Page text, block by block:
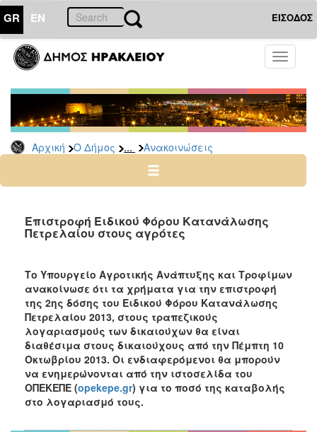
GR EN ΕΙΣΟΔΟΣ
Toggle
Αρχική Ο Δήμος ... Ανακοινώσεις
ΔΗΜΟΣ
Υπηρεσίες
Φορείς
Δημοτικές
Υπηρεσίες
Ηλεκτρονική
Διακυβέρνηση
Επιτροπές
Αγροτική
Ανάπτυξη
Ανακοινώσεις
Προγράμματα
Προσχολική
Αγωγή
Κοιμητήρια
Επιστροφή Ειδικού Φόρου Κατανάλωσης
Πετρελαίου στους αγρότες
Το Υπουργείο Αγροτικής Ανάπτυξης και Τροφίμων
ανακοίνωσε ότι τα χρήματα για την επιστροφή
της 2ης δόσης του Ειδικού Φόρου Κατανάλωσης
Πετρελαίου 2013, στους τραπεζικούς
λογαριασμούς των δικαιούχων θα είναι
διαθέσιμα στους δικαιούχους από την Πέμπτη 10
Οκτωβρίου 2013. Οι ενδιαφερόμενοι θα μπορούν
να ενημερώνονται από την ιστοσελίδα του
ΟΠΕΚΕΠΕ (opekepe.gr) για το ποσό της καταβολής
στο λογαριασμό τους.